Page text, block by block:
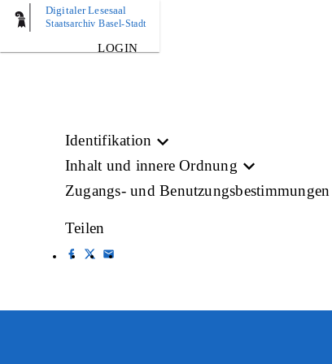
Digitaler Lesesaal
Staatsarchiv Basel-Stadt
LOGIN
BILD
Identifikation
Inhalt und innere Ordnung
Zugangs- und Benutzungsbestimmungen
Teilen